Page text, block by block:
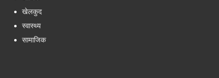
खेलकुद
स्वास्थ्य
सामाजिक